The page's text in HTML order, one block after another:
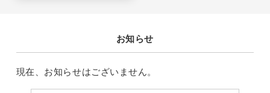
お知らせ
現在、お知らせはございません。